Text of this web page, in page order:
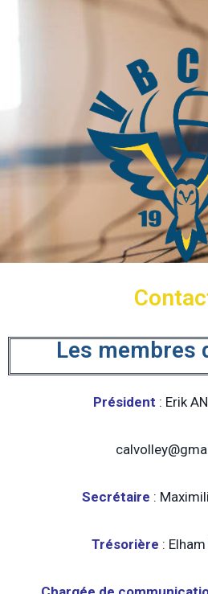
Les membres
Président : Erik
Secrétaire :
Trésorière :